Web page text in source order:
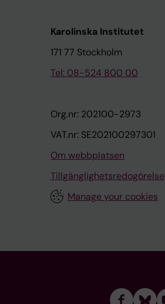
Karolinska Institutet
171 77 Stockholm
Tel: 08-524 800 00
Org.nr: 202100-2973
VAT.nr: SE202100297301
Om webbplatsen
Tillgänglighetsredogörelse
Manage your cookies